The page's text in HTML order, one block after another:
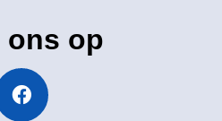
ons op